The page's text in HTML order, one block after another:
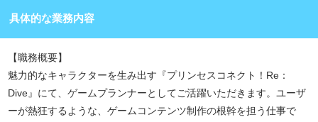
具体的な業務内容
【職務概要】
魅力的なキャラクターを生み出す『プリンセスコネクト！Re：
Dive』にて、ゲームプランナーとしてご活躍いただきます。ユーザ
ーが熱狂するような、ゲームコンテンツ制作の根幹を担う仕事で